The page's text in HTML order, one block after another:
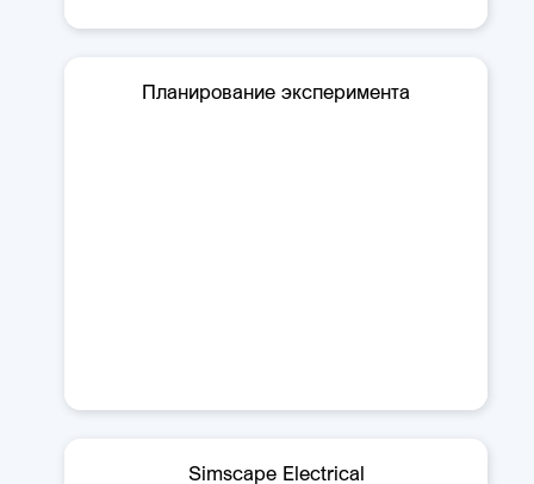
Планирование эксперимента
Simscape Electrical